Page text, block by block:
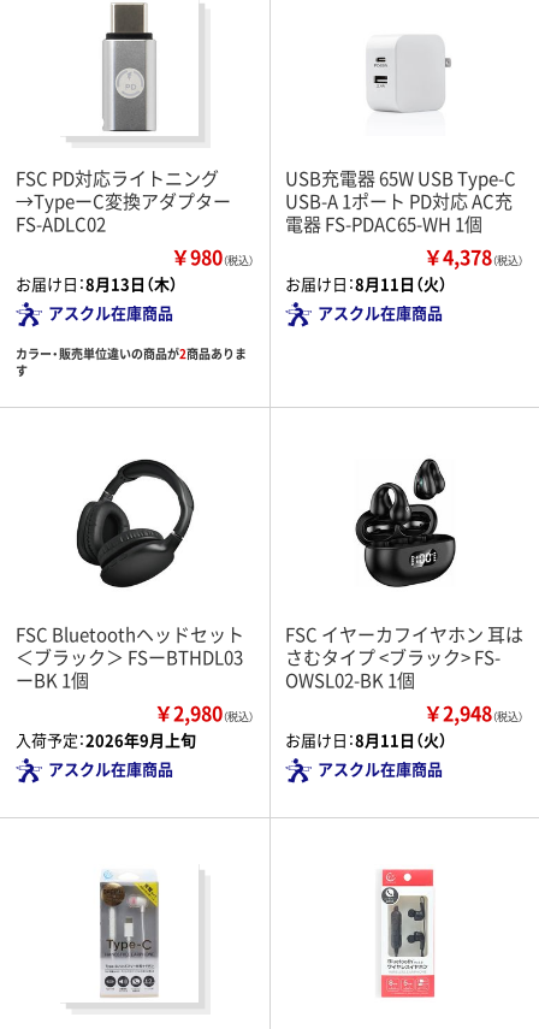
FSC PD対応ライトニング
→TypeーC変換アダプター
FS-ADLC02
￥980（税込）
お届け日：8月13日（木）
アスクル在庫商品
カラー・販売単位違いの商品が2商品ありま
す
USB充電器 65W USB Type-C
USB-A 1ポート PD対応 AC充
電器 FS-PDAC65-WH 1個
￥4,378（税込）
お届け日：8月11日（火）
アスクル在庫商品
FSC Bluetoothヘッドセット
＜ブラック＞ FSーBTHDL03
ーBK 1個
￥2,980（税込）
入荷予定：2026年9月上旬
アスクル在庫商品
FSC イヤーカフイヤホン 耳は
さむタイプ <ブラック> FS-
OWSL02-BK 1個
￥2,948（税込）
お届け日：8月11日（火）
アスクル在庫商品